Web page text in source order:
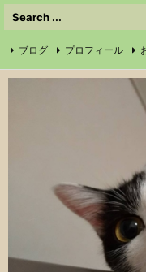
ブログ プロフィール
信仰の証